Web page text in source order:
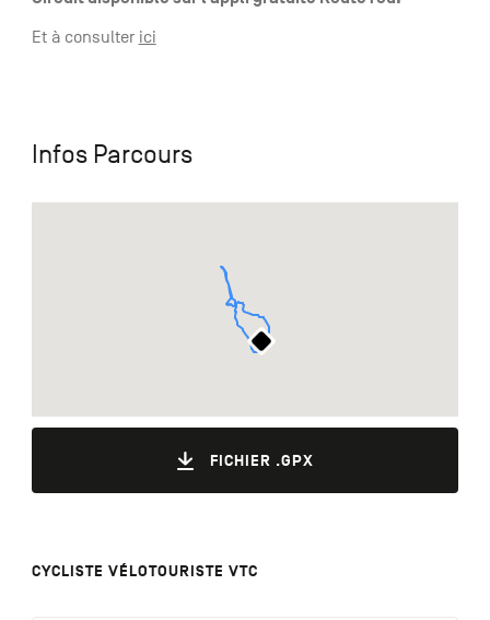
Et à consulter ici
Infos Parcours
FICHIER .GPX
CYCLISTE VÉLOTOURISTE VTC